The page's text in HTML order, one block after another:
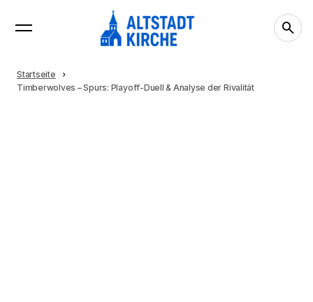
Startseite
Timberwolves – Spurs: Playoff-Duell & Analyse der Rivalität